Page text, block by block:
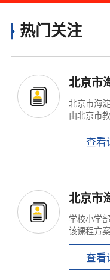
热门关注
北京市
北京市海
由北京市
合批准成
查看
北京市
学校小学
该课程方
设...
查看